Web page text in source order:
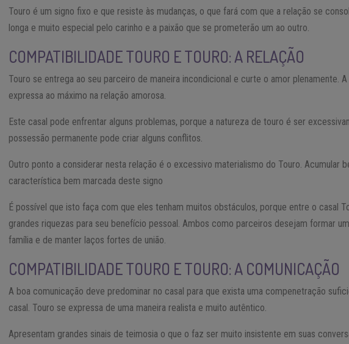
Touro é um signo fixo e que resiste às mudanças, o que fará com que a relação se
longa e muito especial pelo carinho e a paixão que se prometerão um ao outro.
COMPATIBILIDADE TOURO E TOURO: A RELAÇÃO
Touro se entrega ao seu parceiro de maneira incondicional e curte o amor plenamente.
expressa ao máximo na relação amorosa.
Este casal pode enfrentar alguns problemas, porque a natureza de touro é ser
possessão permanente pode criar alguns conflitos.
Outro ponto a considerar nesta relação é o excessivo materialismo do Touro. Acumular
característica bem marcada deste signo
É possível que isto faça com que eles tenham muitos obstáculos, porque entre o casal
grandes riquezas para seu benefício pessoal. Ambos como parceiros desejam formar
família e de manter laços fortes de união.
COMPATIBILIDADE TOURO E TOURO: A COMUNICAÇÃO
A boa comunicação deve predominar no casal para que exista uma compenetração
casal. Touro se expressa de uma maneira realista e muito autêntico.
Apresentam grandes sinais de teimosia o que o faz ser muito insistente em suas